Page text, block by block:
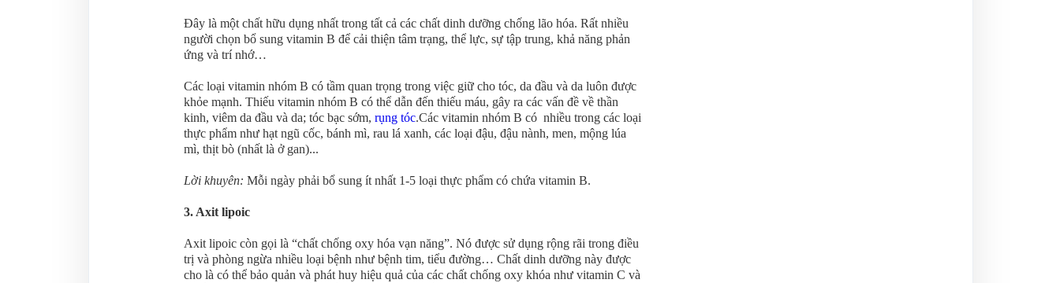
Đây là một chất hữu dụng nhất trong tất cả các chất dinh dưỡng chống lão hóa. Rất nhiều
người chọn bổ sung vitamin B để cải thiện tâm trạng, thể lực, sự tập trung, khả năng phản
ứng và trí nhớ…
Các loại vitamin nhóm B có tầm quan trọng trong việc giữ cho tóc, da đầu và da luôn được
khỏe mạnh. Thiếu vitamin nhóm B có thể dẫn đến thiếu máu, gây ra các vấn đề về thần
kinh, viêm da đầu và da; tóc bạc sớm, rụng tóc.Các vitamin nhóm B có nhiều trong các loại
thực phẩm như hạt ngũ cốc, bánh mì, rau lá xanh, các loại đậu, đậu nành, men, mộng lúa
mì, thịt bò (nhất là ở gan)...
Lời khuyên: Mỗi ngày phải bổ sung ít nhất 1-5 loại thực phẩm có chứa vitamin B.
3. Axit lipoic
Axit lipoic còn gọi là “chất chống oxy hóa vạn năng”. Nó được sử dụng rộng rãi trong điều
trị và phòng ngừa nhiều loại bệnh như bệnh tim, tiểu đường… Chất dinh dưỡng này được
cho là có thể bảo quản và phát huy hiệu quả của các chất chống oxy khóa như vitamin C và